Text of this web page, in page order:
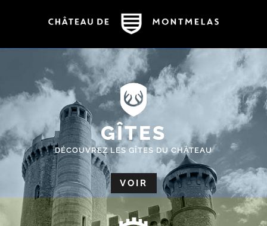
GÎTES
DÉCOUVREZ LES GÎTES DU CHÂTEAU
VOIR